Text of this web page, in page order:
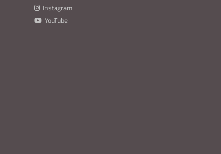
Instagram
YouTube